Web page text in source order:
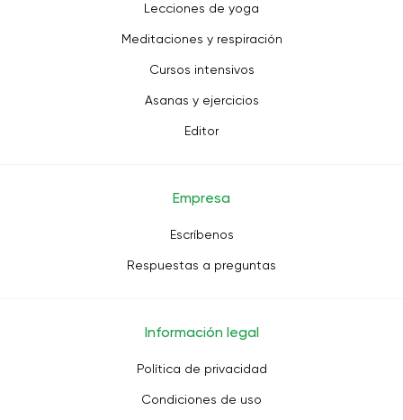
Lecciones de yoga
Meditaciones y respiración
Cursos intensivos
Asanas y ejercicios
Editor
Empresa
Escríbenos
Respuestas a preguntas
Información legal
Política de privacidad
Condiciones de uso